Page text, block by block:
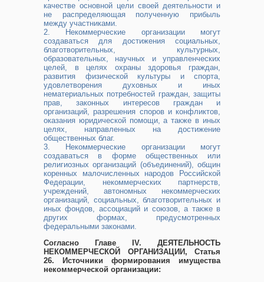
качестве основной цели своей деятельности и
не распределяющая полученную прибыль
между участниками.
2. Некоммерческие организации могут
создаваться для достижения социальных,
благотворительных, культурных,
образовательных, научных и управленческих
целей, в целях охраны здоровья граждан,
развития физической культуры и спорта,
удовлетворения духовных и иных
нематериальных потребностей граждан, защиты
прав, законных интересов граждан и
организаций, разрешения споров и конфликтов,
оказания юридической помощи, а также в иных
целях, направленных на достижение
общественных благ.
3. Некоммерческие организации могут
создаваться в форме общественных или
религиозных организаций (объединений), общин
коренных малочисленных народов Российской
Федерации, некоммерческих партнерств,
учреждений, автономных некоммерческих
организаций, социальных, благотворительных и
иных фондов, ассоциаций и союзов, а также в
других формах, предусмотренных
федеральными законами.
Согласно Главе IV. ДЕЯТЕЛЬНОСТЬ
НЕКОММЕРЧЕСКОЙ ОРГАНИЗАЦИИ, Статья
26. Источники формирования имущества
некоммерческой организации: